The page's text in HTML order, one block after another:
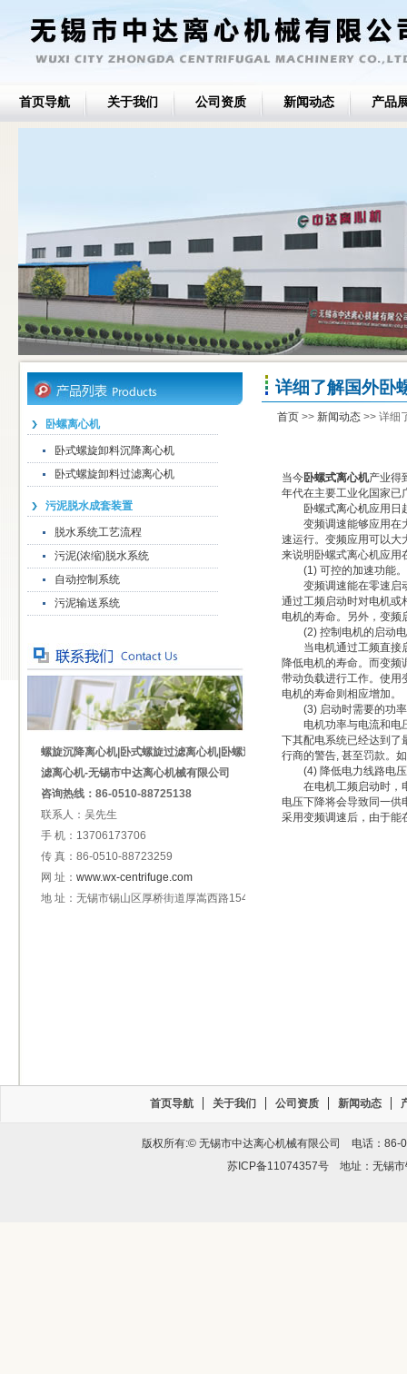
首页导航 关于我们 公司资质 新闻动态 产品
卧螺离心机
卧式螺旋卸料沉降离心机
卧式螺旋卸料过滤离心机
污泥脱水成套装置
脱水系统工艺流程
污泥(浓缩)脱水系统
自动控制系统
污泥输送系统
螺旋沉降离心机|卧式螺旋过滤离心机|卧螺过
滤离心机-无锡市中达离心机械有限公司
咨询热线：86-0510-88725138
联系人：吴先生
手 机：13706173706
传 真：86-0510-88723259
网 址： www.wx-centrifuge.com
地 址：无锡市锡山区厚桥街道厚嵩西路154号
详细了解国外卧
首页 >> 新闻动态 >> 详细
当今卧螺式离心机产业得
年代在主要工业化国家已
卧螺式离心机应用日
变频调速能够应用在大
速运行。变频应用可以大
来说明卧螺式离心机应用
(1) 可控的加速功能。
变频调速能在零速启动
通过工频启动时对电机或
电机的寿命。另外，变频
(2) 控制电机的启动电
当电机通过工频直接启
降低电机的寿命。而变频
带动负载进行工作。使用
电机的寿命则相应增加。
(3) 启动时需要的功率
电机功率与电流和电压
下其配电系统已经达到了
行商的警告, 甚至罚款。
(4) 降低电力线路电压
在电机工频启动时，电
电压下降将会导致同一供
采用变频调速后，由于能
首页导航 关于我们 公司资质 新闻动态
版权所有:© 无锡市中达离心机械有限公司 电话：
苏ICP备11074357号地址：无锡市